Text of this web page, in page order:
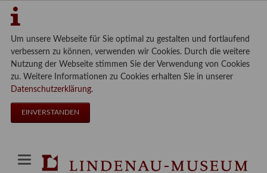
Um unsere Webseite für Sie optimal zu gestalten und fortlaufend
verbessern zu können, verwenden wir Cookies. Durch die weitere
Nutzung der Webseite stimmen Sie der Verwendung von Cookies
zu. Weitere Informationen zu Cookies erhalten Sie in unserer
Datenschutzerklärung.
EINVERSTANDEN